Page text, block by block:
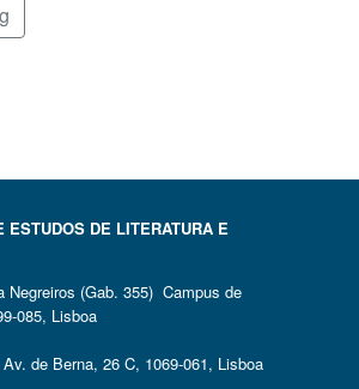
ESTUDOS DE LITERATURA E
Negreiros (Gab. 355) Campus de
085, Lisboa
de Berna, 26 C, 1069-061, Lisboa